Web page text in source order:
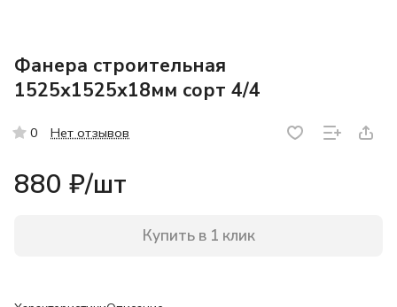
Фанера строительная
1525х1525х18мм сорт 4/4
0 Нет отзывов
880 ₽/шт
Купить в 1 клик